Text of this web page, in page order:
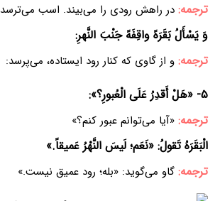
ترجمه: در راهش رودی را می‌بیند. اسب می‌ترسد
وَ یَسْأَلُ بَقَرَهً واقِفَهً جَنْبَ النَّهرِ:
ترجمه: و از گاوی که کنار رود ایستاده، می‌پرسد:
۵- «هَلْ أَقدِرُ عَلَی الْعُبورِ؟»:
ترجمه: «آیا می‌توانم عبور کنم؟»
الْبَقَرَهُ تَقولُ: «نَعَم؛ لَیسَ النَّهْرُ عَمیقاً.»
ترجمه: گاو می‌گوید: «بله؛ رود عمیق نیست.»